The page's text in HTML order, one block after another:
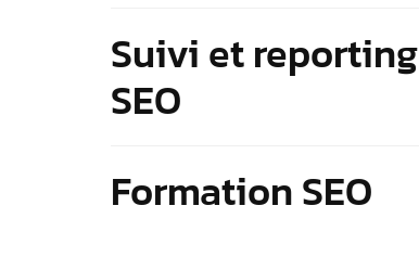
Suivi et reporting
SEO
Formation SEO